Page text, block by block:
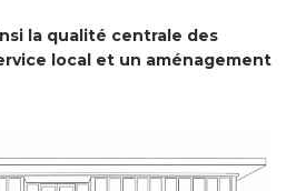
la qualité centrale des
local et un aménagement